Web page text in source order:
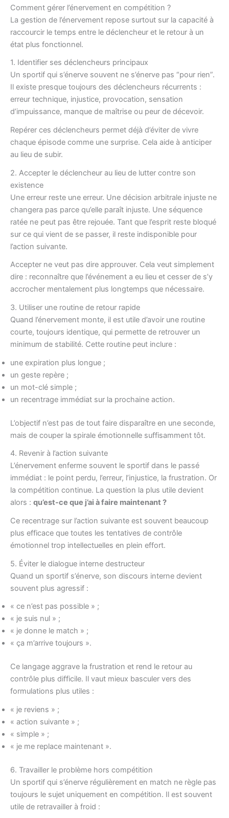
Comment gérer l’énervement en compétition ?
La gestion de l’énervement repose surtout sur la capacité à
raccourcir le temps entre le déclencheur et le retour à un
état plus fonctionnel.
1. Identifier ses déclencheurs principaux
Un sportif qui s’énerve souvent ne s’énerve pas “pour rien”.
Il existe presque toujours des déclencheurs récurrents :
erreur technique, injustice, provocation, sensation
d’impuissance, manque de maîtrise ou peur de décevoir.
Repérer ces déclencheurs permet déjà d’éviter de vivre
chaque épisode comme une surprise. Cela aide à anticiper
au lieu de subir.
2. Accepter le déclencheur au lieu de lutter contre son
existence
Une erreur reste une erreur. Une décision arbitrale injuste ne
changera pas parce qu’elle paraît injuste. Une séquence
ratée ne peut pas être rejouée. Tant que l’esprit reste bloqué
sur ce qui vient de se passer, il reste indisponible pour
l’action suivante.
Accepter ne veut pas dire approuver. Cela veut simplement
dire : reconnaître que l’événement a eu lieu et cesser de s’y
accrocher mentalement plus longtemps que nécessaire.
3. Utiliser une routine de retour rapide
Quand l’énervement monte, il est utile d’avoir une routine
courte, toujours identique, qui permette de retrouver un
minimum de stabilité. Cette routine peut inclure :
une expiration plus longue ;
un geste repère ;
un mot-clé simple ;
un recentrage immédiat sur la prochaine action.
L’objectif n’est pas de tout faire disparaître en une seconde,
mais de couper la spirale émotionnelle suffisamment tôt.
4. Revenir à l’action suivante
L’énervement enferme souvent le sportif dans le passé
immédiat : le point perdu, l’erreur, l’injustice, la frustration. Or
la compétition continue. La question la plus utile devient
alors : qu’est-ce que j’ai à faire maintenant ?
Ce recentrage sur l’action suivante est souvent beaucoup
plus efficace que toutes les tentatives de contrôle
émotionnel trop intellectuelles en plein effort.
5. Éviter le dialogue interne destructeur
Quand un sportif s’énerve, son discours interne devient
souvent plus agressif :
« ce n’est pas possible » ;
« je suis nul » ;
« je donne le match » ;
« ça m’arrive toujours ».
Ce langage aggrave la frustration et rend le retour au
contrôle plus difficile. Il vaut mieux basculer vers des
formulations plus utiles :
« je reviens » ;
« action suivante » ;
« simple » ;
« je me replace maintenant ».
6. Travailler le problème hors compétition
Un sportif qui s’énerve régulièrement en match ne règle pas
toujours le sujet uniquement en compétition. Il est souvent
utile de retravailler à froid :